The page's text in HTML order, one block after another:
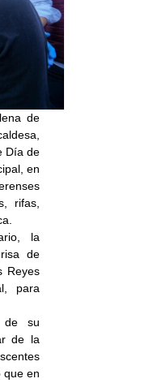
de
Día de
en
rifas,
la
de
Reyes
para
de su
de la
que en